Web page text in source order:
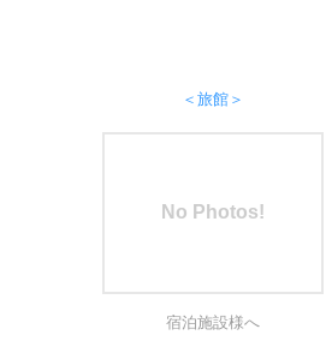
＜旅館＞
No Photos!
宿泊施設様へ